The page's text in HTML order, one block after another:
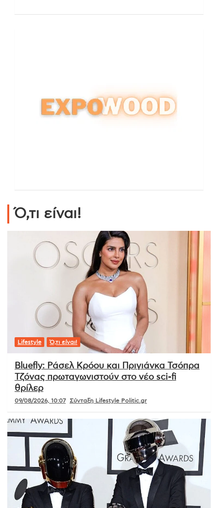
Ό,τι είναι!
Lifestyle Ό,τι είναι!
Bluefly: Ράσελ Κρόου και Πριγιάνκα Τσόπρα
Τζόνας πρωταγωνιστούν στο νέο sci-fi
θρίλερ
09/08/2026, 10:07 Σύνταξη Lifestyle Politic.gr